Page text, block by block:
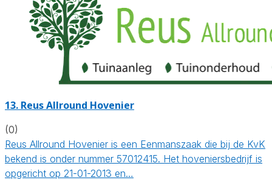
13. Reus Allround Hovenier
(0)
Reus Allround Hovenier is een Eenmanszaak die bij de KvK
bekend is onder nummer 57012415. Het hoveniersbedrijf is
opgericht op 21-01-2013 en…